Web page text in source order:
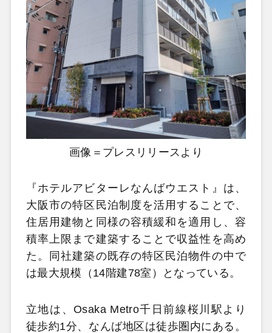
画像＝プレスリリースより
『ホテルアビターレなんばウエスト』は、
大阪市の特区民泊制度を活用することで、
住居用建物と同様の容積緩和を適用し、容
積率上限まで建築することで収益性を高め
た。同社建築の既存の特区民泊物件の中で
は最大規模（14階建78室）となっている。
立地は、Osaka Metro千日前線桜川駅より
徒歩約1分、なんば地区は徒歩圏内にある。